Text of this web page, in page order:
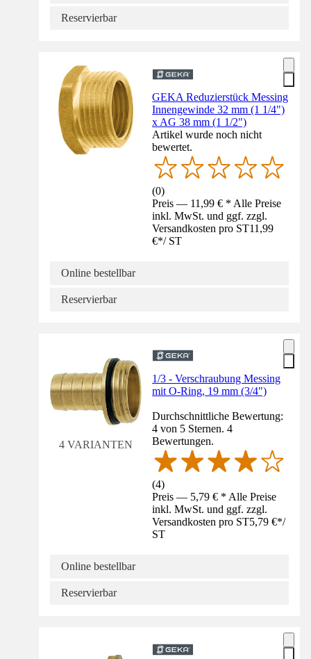
Reservierbar
GEKA Reduzierstück Messing
Innengewinde 32 mm (1 1/4")
x AG 38 mm (1 1/2")
Artikel wurde noch nicht
bewertet.
(0)
Preis — 11,99 € * Alle Preise
inkl. MwSt. und ggf. zzgl.
Versandkosten pro ST11,99
€*/ ST
Online bestellbar
Reservierbar
4 VARIANTEN
1/3 - Verschraubung Messing
mit O-Ring, 19 mm (3/4")
Durchschnittliche Bewertung:
4 von 5 Sternen. 4
Bewertungen.
(4)
Preis — 5,79 € * Alle Preise
inkl. MwSt. und ggf. zzgl.
Versandkosten pro ST5,79 €*/
ST
Online bestellbar
Reservierbar